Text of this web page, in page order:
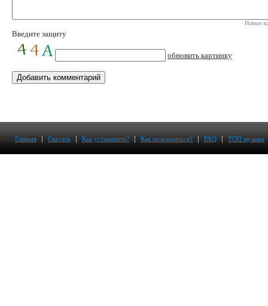
Новые
Введите защиту
обновить картинку
Главная | Скачать | Как установить? | Как пользоваться? | FAQ | ТОП музыки